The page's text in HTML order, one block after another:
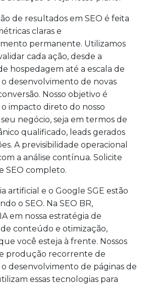
de resultados em SEO é feita
claras e
permanente. Utilizamos
cada ação, desde a
hospedagem até a escala de
desenvolvimento de novas
Nosso objetivo é
impacto direto do nosso
negócio, seja em termos de
qualificado, leads gerados
A previsibilidade operacional
a análise contínua. Solicite
SEO completo.
artificial e o Google SGE estão
o SEO. Na SEO BR,
em nossa estratégia de
conteúdo e otimização,
você esteja à frente. Nossos
produção recorrente de
desenvolvimento de páginas de
essas tecnologias para